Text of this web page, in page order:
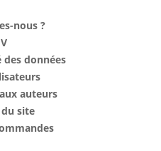
nous ?
données
auteurs
site